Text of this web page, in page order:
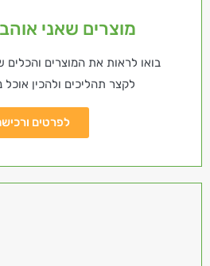
מוצרים שאני
בואו לראות את המוצרים והכלים
לקצר תהליכים ולהכין
לפרטים